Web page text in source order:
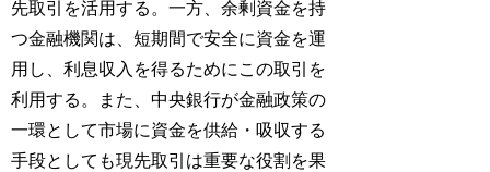
先取引を活用する。一方、余剰資金を持
つ金融機関は、短期間で安全に資金を運
用し、利息収入を得るためにこの取引を
利用する。また、中央銀行が金融政策の
一環として市場に資金を供給・吸収する
手段としても現先取引は重要な役割を果